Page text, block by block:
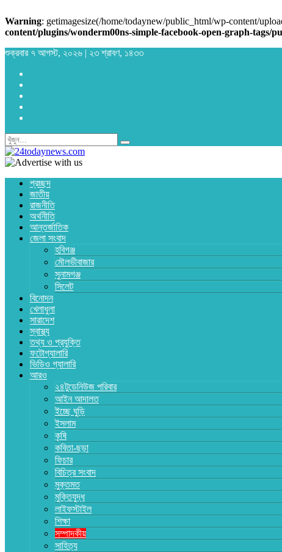
Warning: getimagesize(/home/todaynew/public_html/wp-content/
content/plugins/wonderm00ns-simple-facebook-open-graph-tags/
শুক্রবার ৭ আগস্ট, ২০২৬ | ২৩ শ্রাবণ, ১৪৩৩
প্রচ্ছদ
জাতীয়
রাজনীতি
অর্থনীতি
আন্তর্জাতিক
জেলা সংবাদ
হবিগঞ্জ
মৌলভীবাজার
সুনামগঞ্জ
সিলেট
বিনোদন
খেলাধুলা
সারাদেশ
স্বাস্থ্য
তথ্য ও প্রযুক্তি
ফটোগ্যালারি
ভিডিও গ্যালারি
আরও
২৪টুডেনিউজ পরিবার
আইন আদালত
ইচ্ছে ঘুড়ি
ইসলাম
কৃষি
কবিতা-ছড়া
ফিচার
বিচিত্র সংবাদ
মুক্তমত
মুক্তিযুদ্ধ
লাইফস্টাইল
শিক্ষা
সম্পাদকীয়
সাহিত্য